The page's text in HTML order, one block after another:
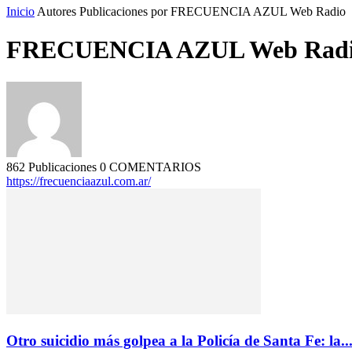
Inicio Autores Publicaciones por FRECUENCIA AZUL Web Radio
FRECUENCIA AZUL Web
862 Publicaciones 0 COMENTARIOS
https://frecuenciaazul.com.ar/
Otro suicidio más golpea a la Policía de Santa Fe: la...